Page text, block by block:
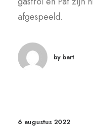
afgespeeld.
by bart
6 augustus 2022